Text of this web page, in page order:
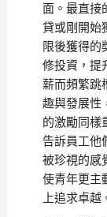
面。最直接
貸或剛開始
限後獲得的
修投資，提
薪而頻繁跳
趣與發展性
的激勵同樣
告訴員工他
被珍視的感
使青年更主
上追求卓越